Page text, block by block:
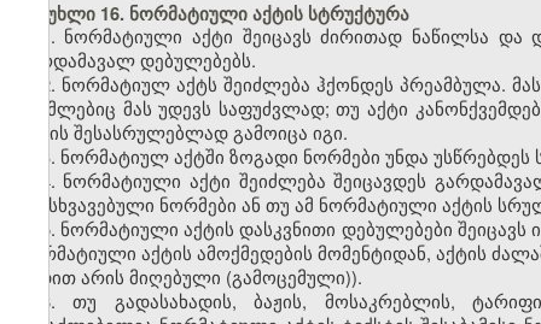
მუხლი 16. ნორმატიული აქტის სტრუქტურა
1. ნორმატიული აქტი შეიცავს ძირითად ნაწილსა
გარდამავალ დებულებებს.
2. ნორმატიულ აქტს შეიძლება ჰქონდეს პრეამბულა.
რომლებიც მას უდევს საფუძვლად; თუ აქტი
აქტის შესასრულებლად გამოიცა იგი.
3. ნორმატიულ აქტში ზოგადი ნორმები უნდა
4. ნორმატიული აქტი შეიძლება შეიცავდეს
განსხვავებული ნორმები ან თუ ამ ნორმატიული აქტის
5. ნორმატიული აქტის დასკვნითი დებულებები
ნორმატიული აქტის ამოქმედების მომენტიდან, აქტის
ვადით არის მიღებული (გამოცემული)).
6.თუ გადასახადის, ბაჟის, მოსაკრებლის,